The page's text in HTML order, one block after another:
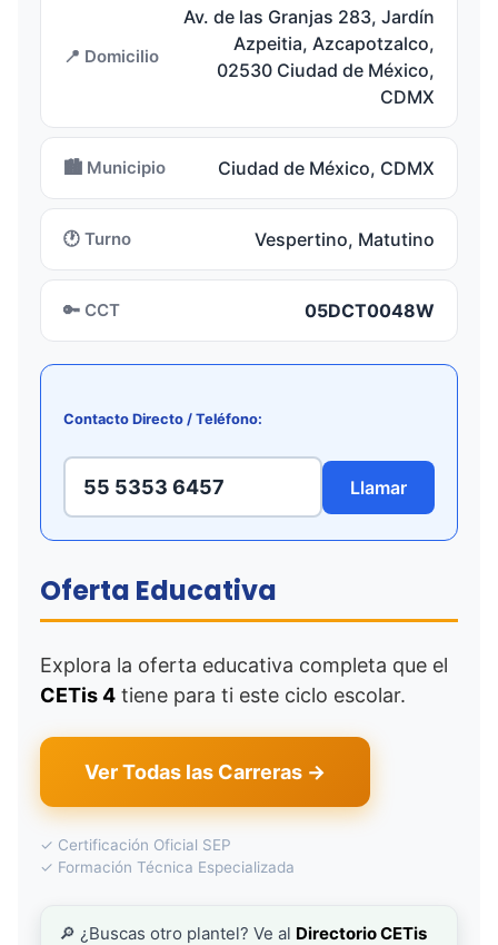
📍 Domicilio
Av. de las Granjas 283, Jardín
Azpeitia, Azcapotzalco,
02530 Ciudad de México,
CDMX
🏙️ Municipio Ciudad de México, CDMX
🕐 Turno Vespertino, Matutino
🔑 CCT 05DCT0048W
Contacto Directo / Teléfono:
55 5353 6457 Llamar
Oferta Educativa
Explora la oferta educativa completa que el
CETis 4 tiene para ti este ciclo escolar.
Ver Todas las Carreras →
✓ Certificación Oficial SEP
✓ Formación Técnica Especializada
🔎 ¿Buscas otro plantel? Ve al Directorio CETis